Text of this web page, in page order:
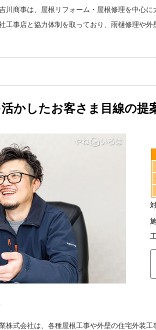
川商事は、屋根リフォーム・屋根修理を中心
工事店と協力体制を取っており、雨樋修理や
かしたお客さま目線の提
株式会社は、各種屋根工事や外壁の住宅外装